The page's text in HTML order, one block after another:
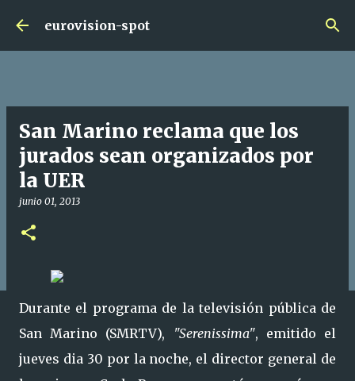
Ir al contenido principal
eurovision-spot
San Marino reclama que los
jurados sean organizados por
la UER
junio 01, 2013
Durante el programa de la televisión pública de
San Marino (SMRTV),
"Serenissima", emitido el
jueves dia 30 por la noche, el director general de